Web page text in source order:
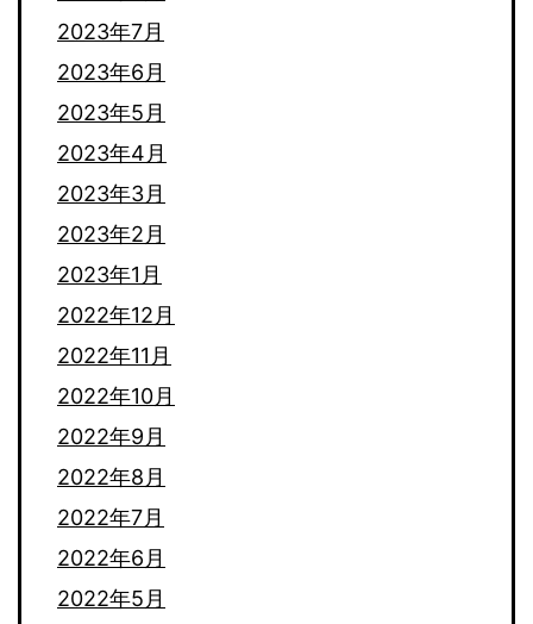
2023年7月
2023年6月
2023年5月
2023年4月
2023年3月
2023年2月
2023年1月
2022年12月
2022年11月
2022年10月
2022年9月
2022年8月
2022年7月
2022年6月
2022年5月